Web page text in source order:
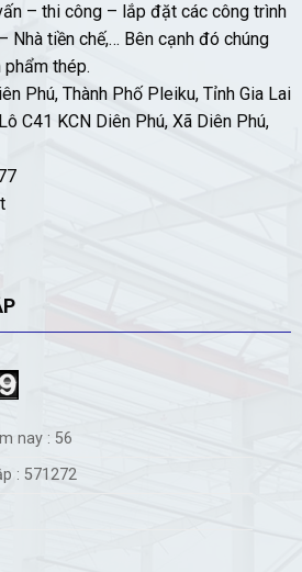
– thi công – lắp đặt các công trình
Nhà tiền chế,… Bên cạnh đó chúng
thép.
Phú, Thành Phố Pleiku, Tỉnh Gia Lai
C41 KCN Diên Phú, Xã Diên Phú,
nay : 56
: 571272